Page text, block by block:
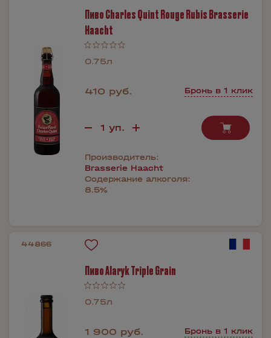
Пиво Charles Quint Rouge Rubis Brasserie
Haacht
0.75л
410 руб. Бронь в 1 клик
Производитель:
Brasserie Haacht
Содержание алкоголя:
8.5%
44866
Пиво Alaryk Triple Grain
0.75л
1 900 руб. Бронь в 1 клик